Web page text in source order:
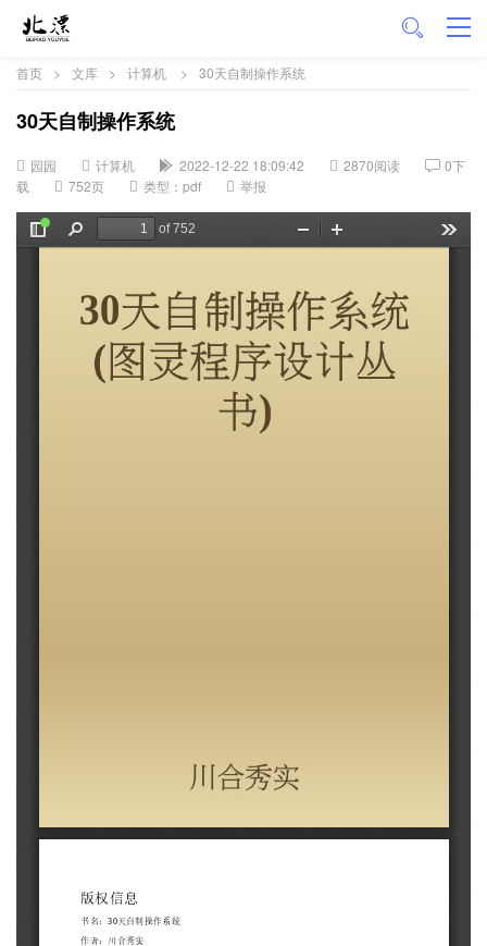
首页 > 文库 > 计算机 > 30天自制操作系统
30天自制操作系统
园园 计算机 2022-12-22 18:09:42 2870阅读
0下
载
752页 类型：pdf 举报